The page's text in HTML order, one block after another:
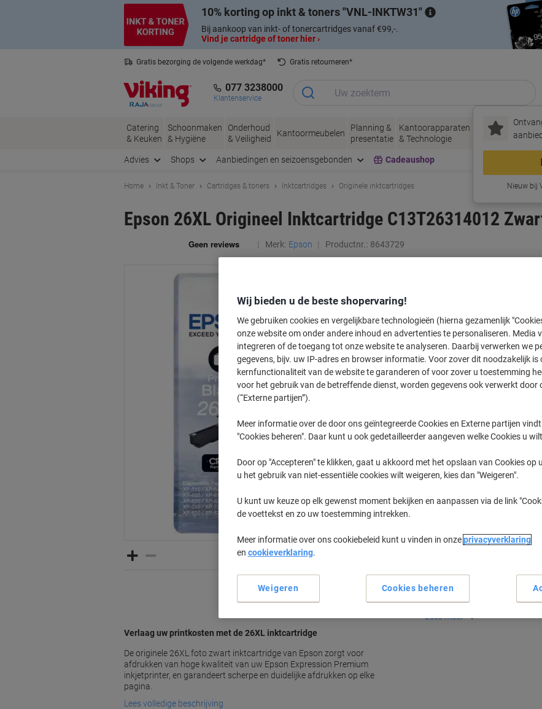
10% korting op inkt & toners VNL-INKTW31
Bij aankoop van inkt- of tonercartridges vanaf €99,-.
Vind je cartridge of toner hier ›
Gratis bezorging de volgende werkdag*
Gratis retourneren*
077 3238000
Klantenservice
Nieuw bij
Catering
& Keuken
Schoonmaken
& Hygiëne
Onderhoud
& Veiligheid
Kantoormeubelen
Planning &
presentatie
Kantoorapparaten
& Technologie
Inkt &
Toner
Papier,
&
Advies Shops Aanbiedingen en seizoensgebonden Cadeaushop
Home Inkt & Toner Cartridges & toners Inktcartridges Originele inktcartridges
Epson 26XL Origineel Inktcartridge C13T26314012
Merk: Epson Productnr.: 8643729
Verlaag uw printkosten met de 26XL inktcartridge
De originele 26XL foto zwart inktcartridge van Epson zorgt voor
afdrukken van hoge kwaliteit van uw Epson Expression Premium
inkjetprinter, en garandeert scherpe en duidelijke afdrukken op elke
pagina.
Lees volledige beschrijving
Aantal Excl. btw
1-2 € 30,99
3+Stuks € 29,49 -
Verzonden door externe leverancier
Aantal
Belangrijkste specificaties
Betrouwbare werking
Hoge paginaopbrengst
Circa 400 pagina’s
Lees meer
Wij bieden u de beste shopervaring!
We gebruiken cookies en vergelijkbare technologieën (hierna gezamenlijk
onze website om onder andere inhoud en advertenties te personaliseren. Media
integreren of de toegang tot onze website te analyseren. Daarbij verwerken we
gegevens, bijv. uw IP-adres en browser informatie. Voor zover dit noodzakelijk is
kernfunctionaliteit van de website te garanderen of voor zover u toestemming
voor het gebruik van de betreffende dienst, worden gegevens ook verwerkt door
(“Externe partijen”).
Meer informatie over de door ons geïntegreerde Cookies en Externe partijen
"Cookies beheren". Daar kunt u ook gedetailleerder aangeven welke Cookies u
Door op "Accepteren" te klikken, gaat u akkoord met het opslaan van Cookies op
u het gebruik van niet-essentiële cookies wilt weigeren, kies dan "Weigeren".
U kunt uw keuze op elk gewenst moment bekijken en aanpassen via de link
de voettekst en zo uw toestemming intrekken.
Meer informatie over ons cookiebeleid kunt u vinden in onzeprivacyverklaring
en cookieverklaring.
Cookies beheren
Weigeren